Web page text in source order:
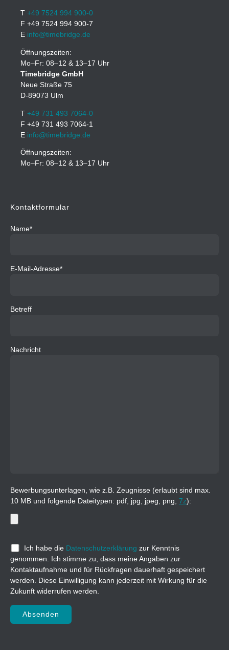
T +49 7524 994 900-0
F +49 7524 994 900-7
E info@timebridge.de
Öffnungszeiten:
Mo–Fr: 08–12 & 13–17 Uhr
Timebridge GmbH
Neue Straße 75
D-89073 Ulm
T +49 731 493 7064-0
F +49 731 493 7064-1
E info@timebridge.de
Öffnungszeiten:
Mo–Fr: 08–12 & 13–17 Uhr
Kontaktformular
Name*
E-Mail-Adresse*
Betreff
Nachricht
Bewerbungsunterlagen, wie z.B. Zeugnisse (erlaubt sind max.
10 MB und folgende Dateitypen: pdf, jpg, jpeg, png, 7z):
Ich habe die Datenschutzerklärung zur Kenntnis
genommen. Ich stimme zu, dass meine Angaben zur
Kontaktaufnahme und für Rückfragen dauerhaft gespeichert
werden. Diese Einwilligung kann jederzeit mit Wirkung für die
Zukunft widerrufen werden.
Bitte lasse dieses Feld leer.